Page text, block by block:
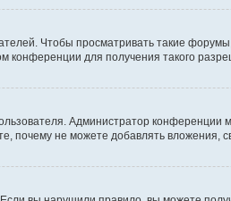
Чтобы просматривать такие
конференции для получения такого
Администратор
почему не можете добавлять вложения,